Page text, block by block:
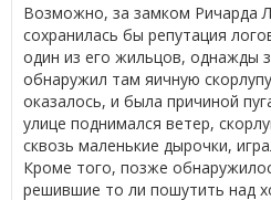
Возможно, за замком Ричарда
сохранилась бы репутация
один из его жильцов, однажды
обнаружил там яичную
оказалось, и была причиной
улице поднимался ветер,
сквозь маленькие дырочки,
Кроме того, позже
решившие то ли пошутить над